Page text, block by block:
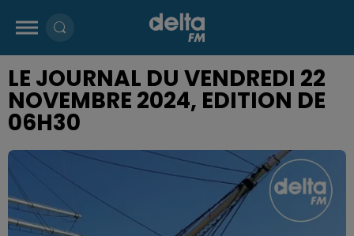
LE JOURNAL DU VENDREDI 22
NOVEMBRE 2024, EDITION DE
06H30